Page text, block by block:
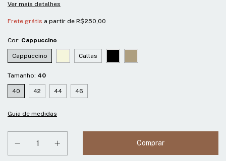
Ver mais detalhes
Frete grátis a partir de R$250,00
Cor: Cappuccino
Cappuccino Callas
Tamanho: 40
40 42 44 46
Guia de medidas